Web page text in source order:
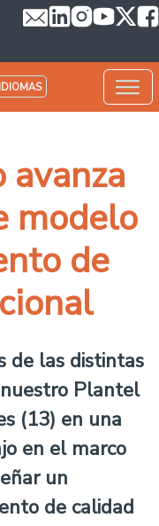
IDIOMAS
avanza
modelo
de
de las distintas
Plantel
(13) en una
en el marco
un
de calidad